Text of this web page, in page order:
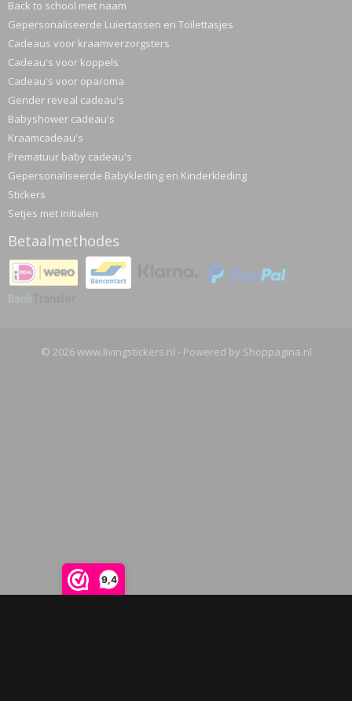
9,4
Back to school met naam
Gepersonaliseerde Luiertassen en Toilettasjes
Cadeaus voor kraamverzorgsters
Cadeau's voor koppels
Cadeau's voor opa/oma
Gender reveal cadeau's
Babyshower cadeau's
Kraamcadeau's
Prematuur baby cadeau's
Gepersonaliseerde Babykleding en Kinderkleding
Stickers
Setjes met initialen
Betaalmethodes
© 2026 www.livingstickers.nl - Powered by Shoppagina.nl